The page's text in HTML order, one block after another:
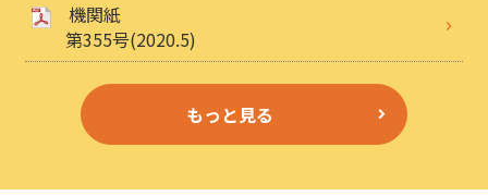
機関紙
第355号(2020.5)
もっと見る